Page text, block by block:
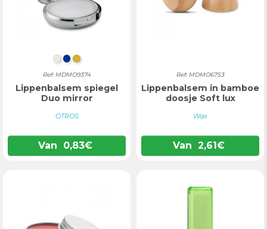
CHAMPAGNE
BLAUW
GOUD
Ref: MDMO9374
Lippenbalsem spiegel
Duo mirror
OTROS
Van 0,83€
Ref: MDMO6753
Lippenbalsem in bamboe
doosje Soft lux
Wax
Van 2,61€